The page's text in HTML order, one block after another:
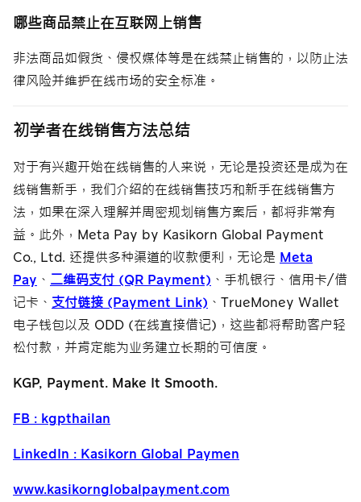
哪些商品禁止在互联网上销售
非法商品如假货、侵权媒体等是在线禁止销售的，以防止法
律风险并维护在线市场的安全标准。
初学者在线销售方法总结
对于有兴趣开始在线销售的人来说，无论是投资还是成为在
线销售新手，我们介绍的在线销售技巧和新手在线销售方
法，如果在深入理解并周密规划销售方案后，都将非常有
益。此外，Meta Pay by Kasikorn Global Payment
Co., Ltd. 还提供多种渠道的收款便利，无论是 Meta
Pay 、 二维码支付 (QR Payment) 、手机银行、信用卡/借
记卡、 支付链接 (Payment Link) 、TrueMoney Wallet
电子钱包以及 ODD (在线直接借记)，这些都将帮助客户轻
松付款，并肯定能为业务建立长期的可信度。
KGP, Payment. Make It Smooth.
FB : kgpthailan
LinkedIn : Kasikorn Global Paymen
www.kasikornglobalpayment.com